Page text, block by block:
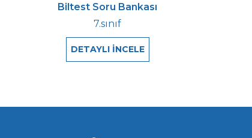
Biltest Soru Bankası
7.sınıf
DETAYLI İNCELE